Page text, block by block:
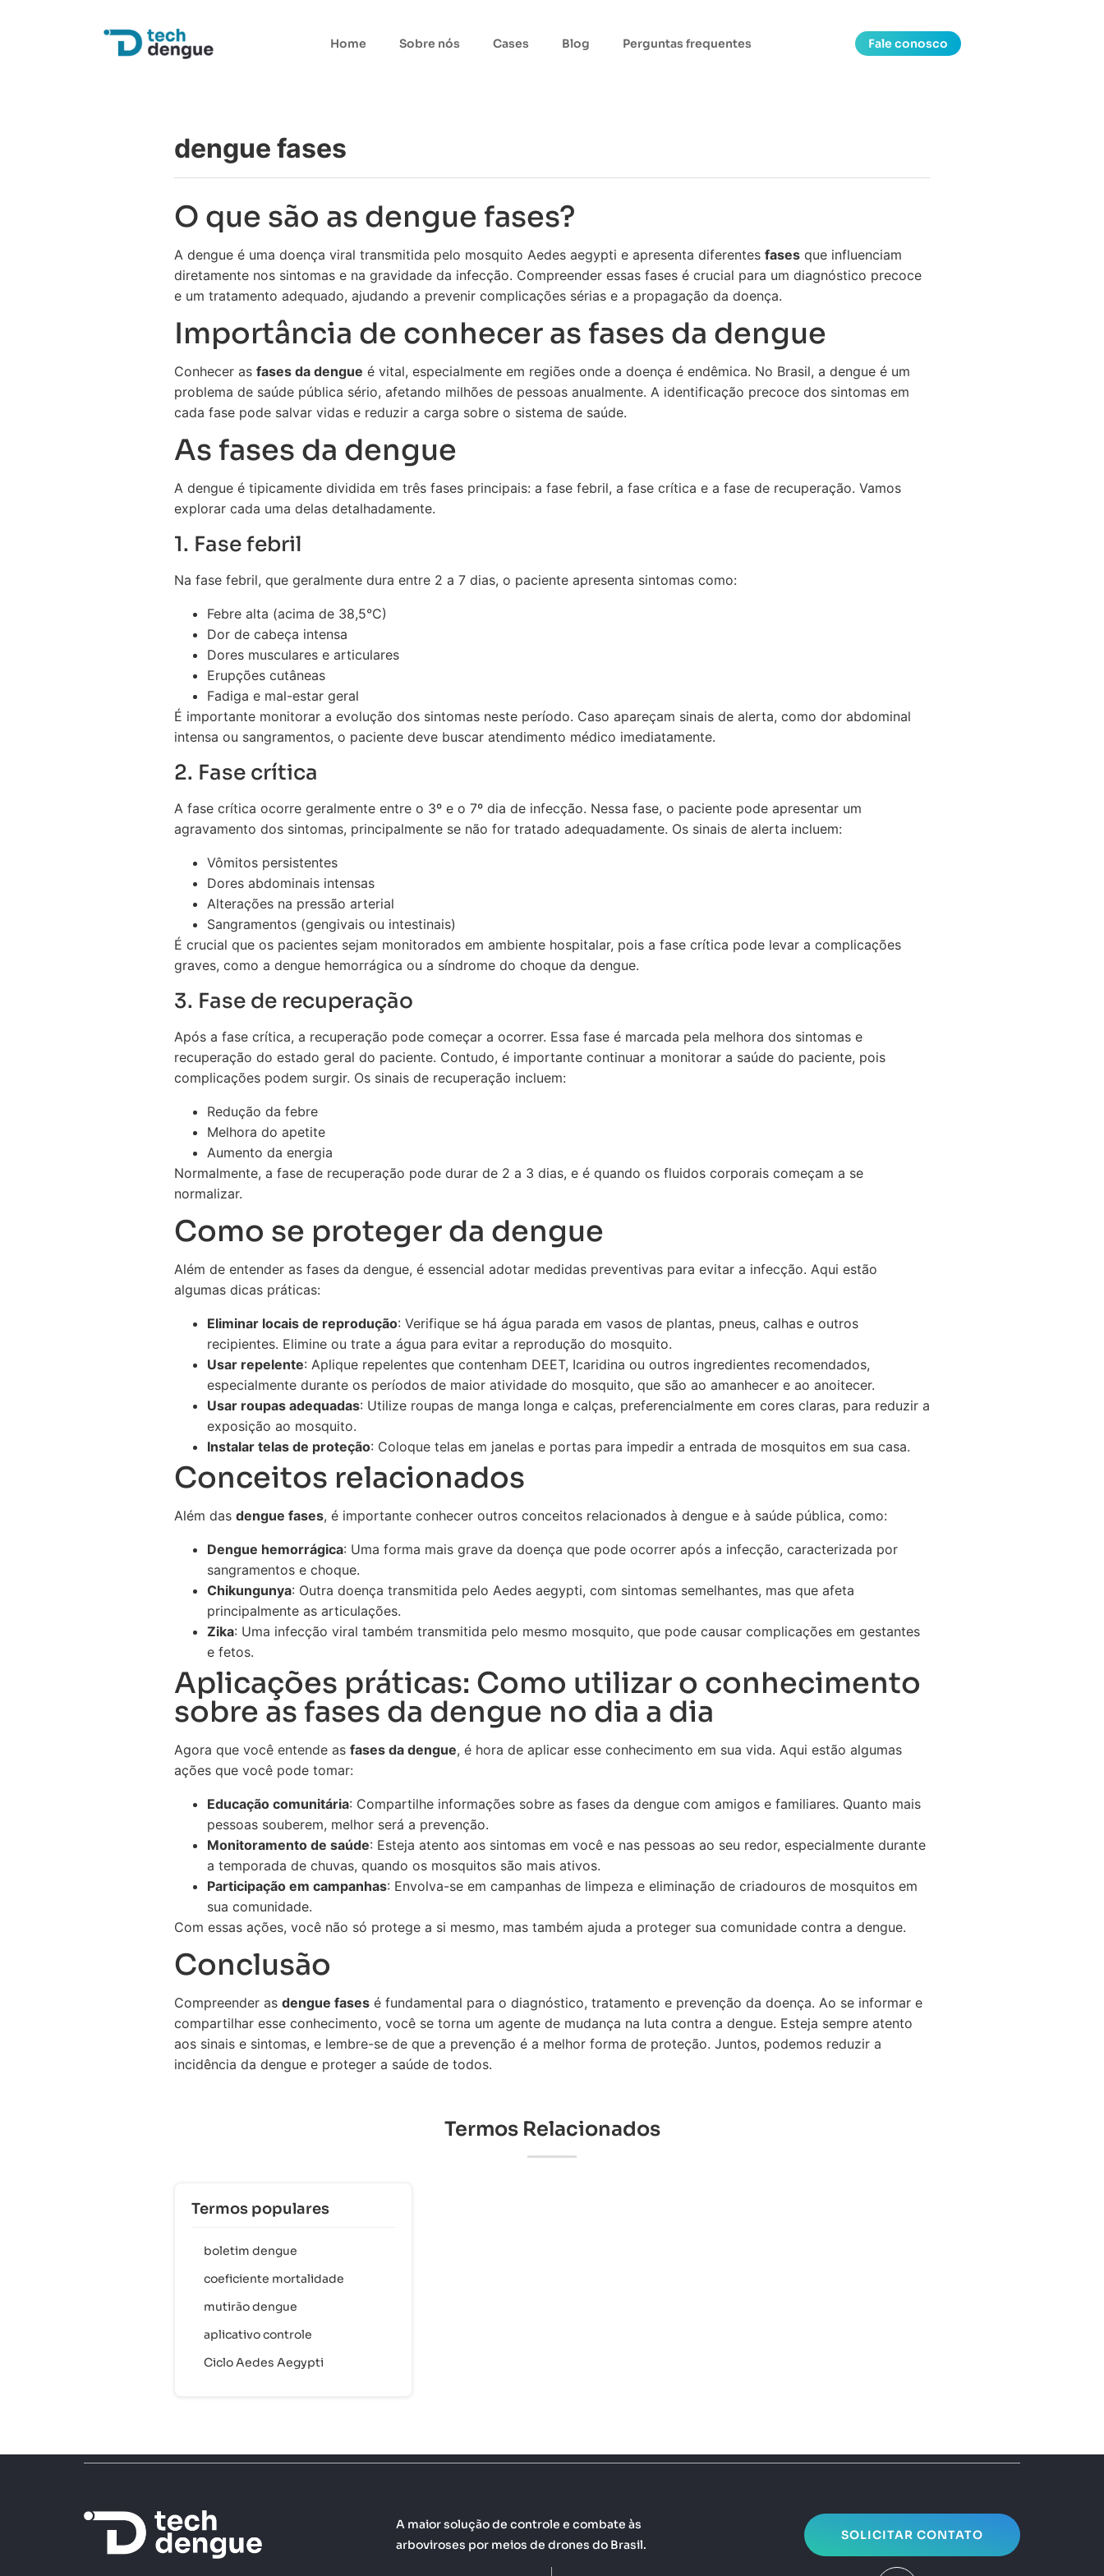
Home Sobre nós Cases Blog Perguntas frequentes Fale conosco
dengue fases
O que são as dengue fases?
A dengue é uma doença viral transmitida pelo mosquito Aedes aegypti e apresenta diferentes fases que influenciam
diretamente nos sintomas e na gravidade da infecção. Compreender essas fases é crucial para um diagnóstico precoce
e um tratamento adequado, ajudando a prevenir complicações sérias e a propagação da doença.
Importância de conhecer as fases da dengue
Conhecer as fases da dengue é vital, especialmente em regiões onde a doença é endêmica. No Brasil, a dengue é um
problema de saúde pública sério, afetando milhões de pessoas anualmente. A identificação precoce dos sintomas em
cada fase pode salvar vidas e reduzir a carga sobre o sistema de saúde.
As fases da dengue
A dengue é tipicamente dividida em três fases principais: a fase febril, a fase crítica e a fase de recuperação. Vamos
explorar cada uma delas detalhadamente.
1. Fase febril
Na fase febril, que geralmente dura entre 2 a 7 dias, o paciente apresenta sintomas como:
Febre alta (acima de 38,5°C)
Dor de cabeça intensa
Dores musculares e articulares
Erupções cutâneas
Fadiga e mal-estar geral
É importante monitorar a evolução dos sintomas neste período. Caso apareçam sinais de alerta, como dor abdominal
intensa ou sangramentos, o paciente deve buscar atendimento médico imediatamente.
2. Fase crítica
A fase crítica ocorre geralmente entre o 3º e o 7º dia de infecção. Nessa fase, o paciente pode apresentar um
agravamento dos sintomas, principalmente se não for tratado adequadamente. Os sinais de alerta incluem:
Vômitos persistentes
Dores abdominais intensas
Alterações na pressão arterial
Sangramentos (gengivais ou intestinais)
É crucial que os pacientes sejam monitorados em ambiente hospitalar, pois a fase crítica pode levar a complicações
graves, como a dengue hemorrágica ou a síndrome do choque da dengue.
3. Fase de recuperação
Após a fase crítica, a recuperação pode começar a ocorrer. Essa fase é marcada pela melhora dos sintomas e
recuperação do estado geral do paciente. Contudo, é importante continuar a monitorar a saúde do paciente, pois
complicações podem surgir. Os sinais de recuperação incluem:
Redução da febre
Melhora do apetite
Aumento da energia
Normalmente, a fase de recuperação pode durar de 2 a 3 dias, e é quando os fluidos corporais começam a se
normalizar.
Como se proteger da dengue
Além de entender as fases da dengue, é essencial adotar medidas preventivas para evitar a infecção. Aqui estão
algumas dicas práticas:
Eliminar locais de reprodução: Verifique se há água parada em vasos de plantas, pneus, calhas e outros
recipientes. Elimine ou trate a água para evitar a reprodução do mosquito.
Usar repelente: Aplique repelentes que contenham DEET, Icaridina ou outros ingredientes recomendados,
especialmente durante os períodos de maior atividade do mosquito, que são ao amanhecer e ao anoitecer.
Usar roupas adequadas: Utilize roupas de manga longa e calças, preferencialmente em cores claras, para reduzir a
exposição ao mosquito.
Instalar telas de proteção: Coloque telas em janelas e portas para impedir a entrada de mosquitos em sua casa.
Conceitos relacionados
Além das dengue fases, é importante conhecer outros conceitos relacionados à dengue e à saúde pública, como:
Dengue hemorrágica: Uma forma mais grave da doença que pode ocorrer após a infecção, caracterizada por
sangramentos e choque.
Chikungunya: Outra doença transmitida pelo Aedes aegypti, com sintomas semelhantes, mas que afeta
principalmente as articulações.
Zika: Uma infecção viral também transmitida pelo mesmo mosquito, que pode causar complicações em gestantes
e fetos.
Aplicações práticas: Como utilizar o conhecimento
sobre as fases da dengue no dia a dia
Agora que você entende as fases da dengue, é hora de aplicar esse conhecimento em sua vida. Aqui estão algumas
ações que você pode tomar:
Educação comunitária: Compartilhe informações sobre as fases da dengue com amigos e familiares. Quanto mais
pessoas souberem, melhor será a prevenção.
Monitoramento de saúde: Esteja atento aos sintomas em você e nas pessoas ao seu redor, especialmente durante
a temporada de chuvas, quando os mosquitos são mais ativos.
Participação em campanhas: Envolva-se em campanhas de limpeza e eliminação de criadouros de mosquitos em
sua comunidade.
Com essas ações, você não só protege a si mesmo, mas também ajuda a proteger sua comunidade contra a dengue.
Conclusão
Compreender as dengue fases é fundamental para o diagnóstico, tratamento e prevenção da doença. Ao se informar e
compartilhar esse conhecimento, você se torna um agente de mudança na luta contra a dengue. Esteja sempre atento
aos sinais e sintomas, e lembre-se de que a prevenção é a melhor forma de proteção. Juntos, podemos reduzir a
incidência da dengue e proteger a saúde de todos.
Termos Relacionados
Termos populares
boletim dengue
coeficiente mortalidade
mutirão dengue
aplicativo controle
Ciclo Aedes Aegypti
A maior solução de controle e combate às
arboviroses por meios de drones do Brasil.
SOLICITAR CONTATO